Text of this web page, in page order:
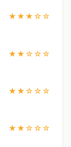
★★★☆☆
★★☆☆☆
★★☆☆☆
★★☆☆☆